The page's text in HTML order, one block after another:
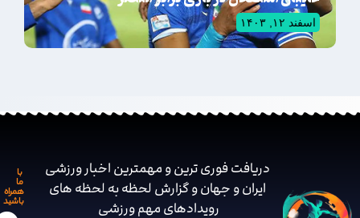
اسفند ۱۲, ۱۴۰۳
دریافت فوری ترین و مهمترین اخبار ورزشی
ایران و جهان و گزارش لحظه به لحظه های
رویدادهای مهم ‌ورزشی
همراه
باشید